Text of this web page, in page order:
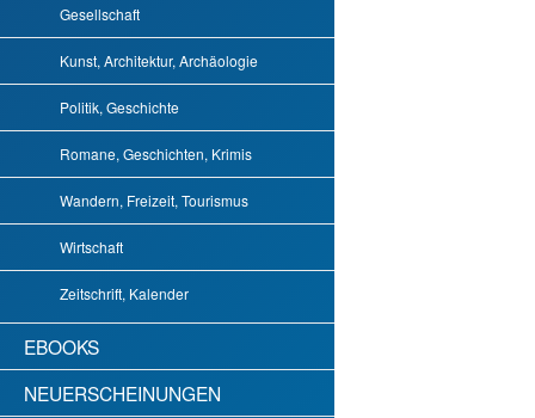
Gesellschaft
Kunst, Architektur, Archäologie
Politik, Geschichte
Romane, Geschichten, Krimis
Wandern, Freizeit, Tourismus
Wirtschaft
Zeitschrift, Kalender
EBOOKS
NEUERSCHEINUNGEN